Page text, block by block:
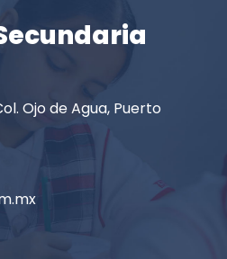
Ojo de Agua, Puerto